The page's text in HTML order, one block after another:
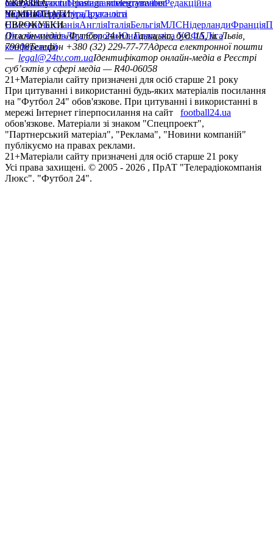
сайтуКонтактиПравила коментуванняРедакційна
політикаСтруктура власності
facebookxyoutubeinstagramtelegramviber
УКРАЇНА
УкраїнаПерша лігаДруга ліга
ЧЕМПІОНАТИ
НімеччинаІспаніяАнгліяІталіяБельгіяМЛСНідерландиФранція
ЄВРОКУБКИ
Ліга чемпіонівЛіга ЄвропиЮнацька ліга УЄФАЛіга
конференцій
Онлайн-медіа «Футбол 24»пл. Галицька, буд. 15, м. Львів,
79008Телефон +380 (32) 229-77-77Адреса електронної пошти
— legal@24tv.com.uaІдентифікатор онлайн-медіа в Реєстрі
суб’єктів у сфері медіа — R40-06058
21+Матеріали сайту призначені для осіб старше 21 року
При цитуванні і використанні будь-яких матеріалів посилання
на "Футбол 24" обов'язкове. При цитуванні і використанні в
мережі Інтернет гіперпосилання на сайт
football24.ua
обов'язкове. Матеріали зі знаком "Спецпроект",
"Партнерський матеріал", "Реклама", "Новини компаній"
публікуємо на правах реклами.
21+Матеріали сайту призначені для осіб старше 21 року
Усi права захищенi. © 2005 - 2026 , ПрАТ "Телерадіокомпанія
Люкс". "Футбол 24".